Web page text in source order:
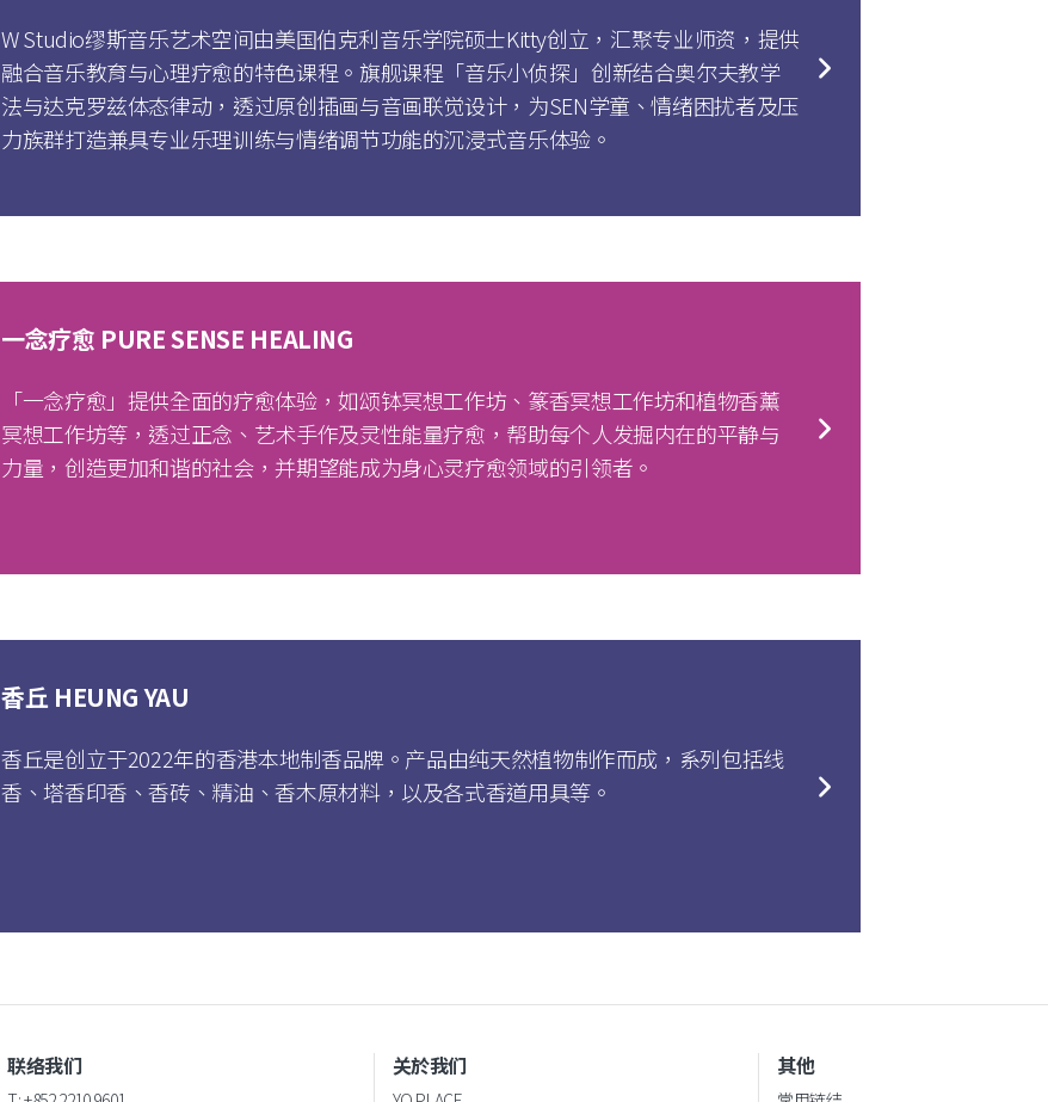
W Studio缪斯音乐艺术空间由美国伯克利音乐学院硕士Kitty创立，汇聚专业师资，提供
融合音乐教育与心理疗愈的特色课程。旗舰课程「音乐小侦探」创新结合奥尔夫教学
法与达克罗兹体态律动，透过原创插画与音画联觉设计，为SEN学童、情绪困扰者及压
力族群打造兼具专业乐理训练与情绪调节功能的沉浸式音乐体验。
一念疗愈 PURE SENSE HEALING
「一念疗愈」提供全面的疗愈体验，如颂钵冥想工作坊、篆香冥想工作坊和植物香薰
冥想工作坊等，透过正念、艺术手作及灵性能量疗愈，帮助每个人发掘内在的平静与
力量，创造更加和谐的社会，并期望能成为身心灵疗愈领域的引领者。
香丘 HEUNG YAU
香丘是创立于2022年的香港本地制香品牌。产品由纯天然植物制作而成，系列包括线
香、塔香印香、香砖、精油、香木原材料，以及各式香道用具等。
联络我们 关於我们 其他